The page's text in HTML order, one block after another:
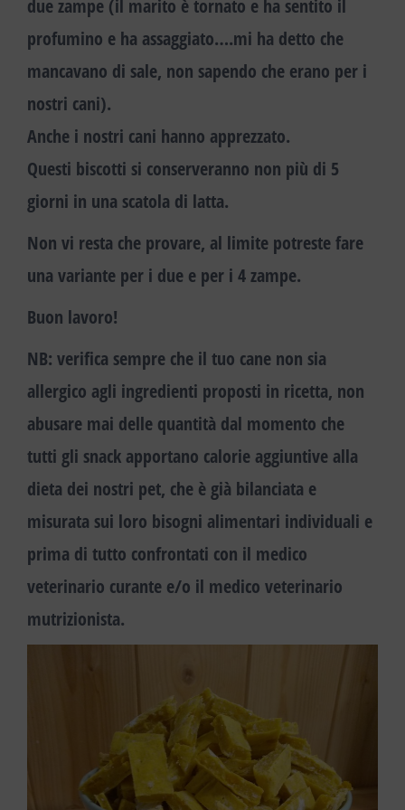
due zampe (il marito è tornato e ha sentito il
profumino e ha assaggiato….mi ha detto che
mancavano di sale, non sapendo che erano per i
nostri cani).
Anche i nostri cani hanno apprezzato.
Questi biscotti si conserveranno non più di 5
giorni in una scatola di latta.
Non vi resta che provare, al limite potreste fare
una variante per i due e per i 4 zampe.
Buon lavoro!
NB: verifica sempre che il tuo cane non sia
allergico agli ingredienti proposti in ricetta, non
abusare mai delle quantità dal momento che
tutti gli snack apportano calorie aggiuntive alla
dieta dei nostri pet, che è già bilanciata e
misurata sui loro bisogni alimentari individuali e
prima di tutto confrontati con il medico
veterinario curante e/o il medico veterinario
mutrizionista.